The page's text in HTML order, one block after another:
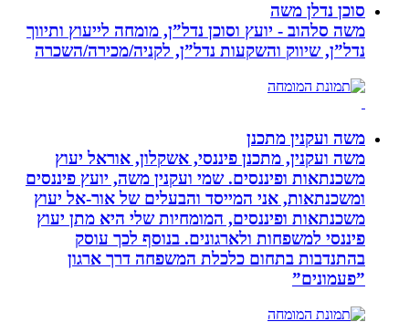
סוכן נדלן משה
משה סלהוב - יועץ וסוכן נדל”ן, מומחה לייעוץ ותיווך
נדל”ן, שיווק והשקעות נדל”ן, לקניה/מכירה/השכרה
משה ועקנין מתכנן
משה ועקנין, מתכנן פיננסי, אשקלון, אוראל יעוץ
משכנתאות ופיננסים. שמי ועקנין משה, יועץ פיננסים
ומשכנתאות, אני המייסד והבעלים של אור-אל יעוץ
משכנתאות ופיננסים, המומחיות שלי היא מתן יעוץ
פיננסי למשפחות ולארגונים. בנוסף לכך עוסק
בהתנדבות בתחום כלכלת המשפחה דרך ארגון
”פעמונים”